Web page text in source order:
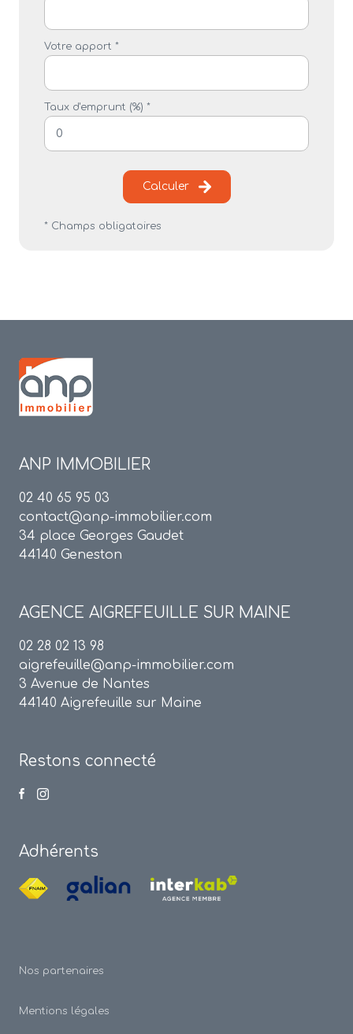
Votre apport *
Taux d'emprunt (%) *
Calculer
* Champs obligatoires
ANP IMMOBILIER
02 40 65 95 03
contact@anp-immobilier.com
34 place Georges Gaudet
44140 Geneston
AGENCE AIGREFEUILLE SUR MAINE
02 28 02 13 98
aigrefeuille@anp-immobilier.com
3 Avenue de Nantes
44140 Aigrefeuille sur Maine
Restons connecté
Adhérents
Nos partenaires
Mentions légales